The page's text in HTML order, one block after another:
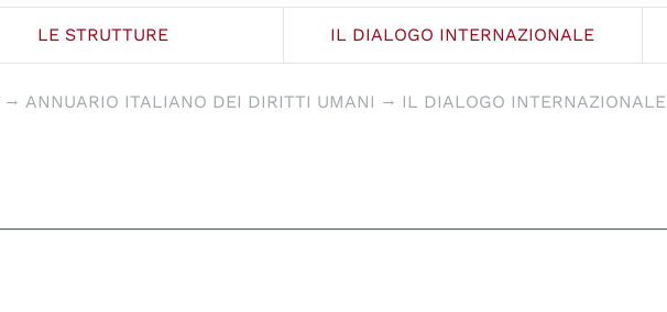
LE STRUTTURE IL DIALOGO INTERNAZIONALE
ANNUARIO ITALIANO DEI DIRITTI UMANI IL DIALOGO INTERNAZIONALE